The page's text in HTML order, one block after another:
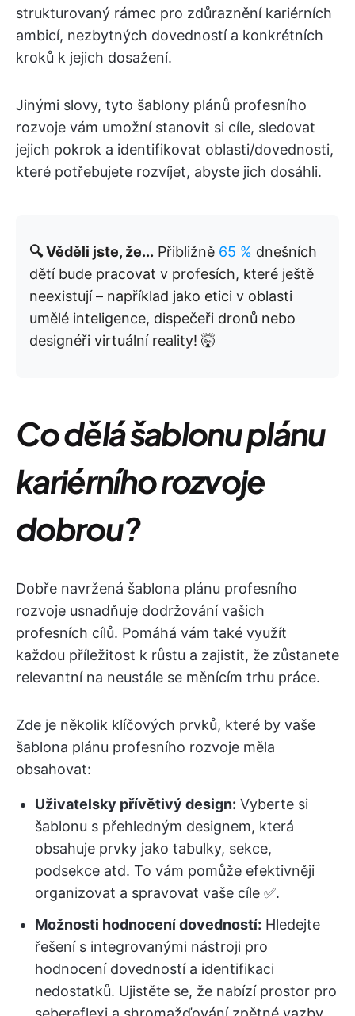
strukturovaný rámec pro zdůraznění kariérních
ambicí, nezbytných dovedností a konkrétních
kroků k jejich dosažení.
Jinými slovy, tyto šablony plánů profesního
rozvoje vám umožní stanovit si cíle, sledovat
jejich pokrok a identifikovat oblasti/dovednosti,
které potřebujete rozvíjet, abyste jich dosáhli.
🔍 Věděli jste, že... Přibližně 65 % dnešních
dětí bude pracovat v profesích, které ještě
neexistují – například jako etici v oblasti
umělé inteligence, dispečeři dronů nebo
designéři virtuální reality! 🤯
Co dělá šablonu plánu
kariérního rozvoje
dobrou?
Dobře navržená šablona plánu profesního
rozvoje usnadňuje dodržování vašich
profesních cílů. Pomáhá vám také využít
každou příležitost k růstu a zajistit, že zůstanete
relevantní na neustále se měnícím trhu práce.
Zde je několik klíčových prvků, které by vaše
šablona plánu profesního rozvoje měla
obsahovat:
Uživatelsky přívětivý design: Vyberte si
šablonu s přehledným designem, která
obsahuje prvky jako tabulky, sekce,
podsekce atd. To vám pomůže efektivněji
organizovat a spravovat vaše cíle ✅.
Možnosti hodnocení dovedností: Hledejte
řešení s integrovanými nástroji pro
hodnocení dovedností a identifikaci
nedostatků. Ujistěte se, že nabízí prostor pro